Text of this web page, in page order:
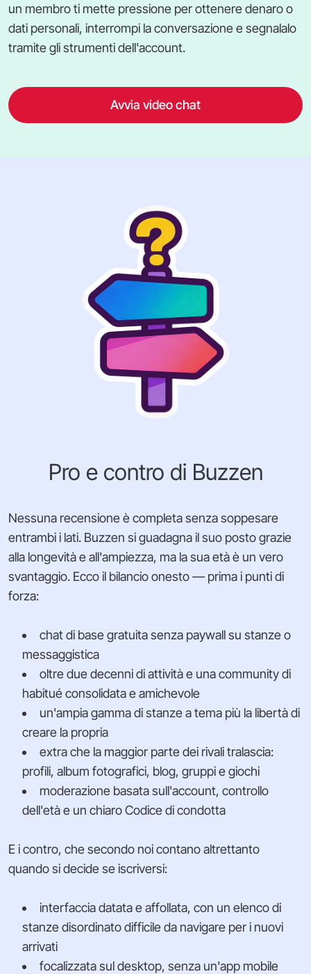
un membro ti mette pressione per ottenere denaro o
dati personali, interrompi la conversazione e segnalalo
tramite gli strumenti dell'account.
Avvia video chat
Pro e contro di Buzzen
Nessuna recensione è completa senza soppesare
entrambi i lati. Buzzen si guadagna il suo posto grazie
alla longevità e all'ampiezza, ma la sua età è un vero
svantaggio. Ecco il bilancio onesto — prima i punti di
forza:
chat di base gratuita senza paywall su stanze o
messaggistica
oltre due decenni di attività e una community di
habitué consolidata e amichevole
un'ampia gamma di stanze a tema più la libertà di
creare la propria
extra che la maggior parte dei rivali tralascia:
profili, album fotografici, blog, gruppi e giochi
moderazione basata sull'account, controllo
dell'età e un chiaro Codice di condotta
E i contro, che secondo noi contano altrettanto
quando si decide se iscriversi:
interfaccia datata e affollata, con un elenco di
stanze disordinato difficile da navigare per i nuovi
arrivati
focalizzata sul desktop, senza un'app mobile